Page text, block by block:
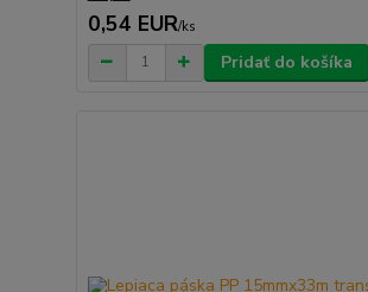
0,54 EUR/ks
Pridať do košíka